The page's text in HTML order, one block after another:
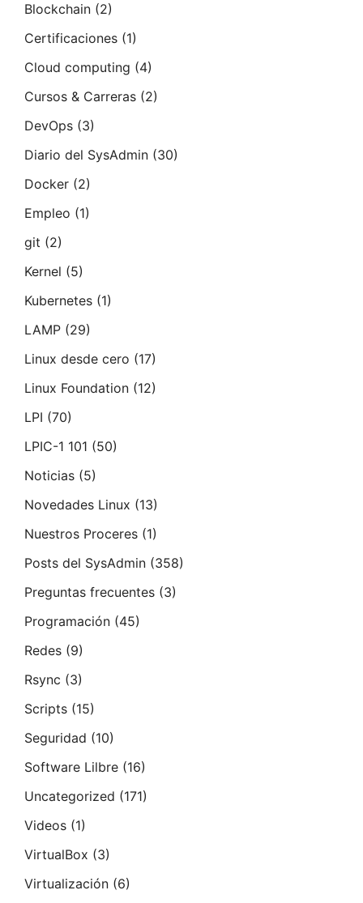
Blockchain (2)
Certificaciones (1)
Cloud computing (4)
Cursos & Carreras (2)
DevOps (3)
Diario del SysAdmin (30)
Docker (2)
Empleo (1)
git (2)
Kernel (5)
Kubernetes (1)
LAMP (29)
Linux desde cero (17)
Linux Foundation (12)
LPI (70)
LPIC-1 101 (50)
Noticias (5)
Novedades Linux (13)
Nuestros Proceres (1)
Posts del SysAdmin (358)
Preguntas frecuentes (3)
Programación (45)
Redes (9)
Rsync (3)
Scripts (15)
Seguridad (10)
Software Lilbre (16)
Uncategorized (171)
Videos (1)
VirtualBox (3)
Virtualización (6)